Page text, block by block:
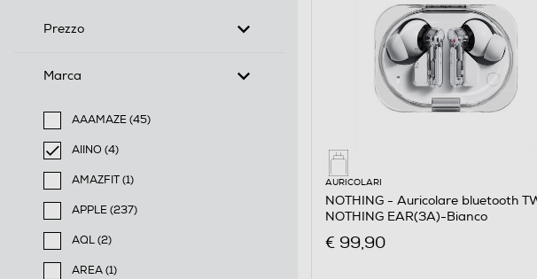
Prezzo
Marca
AAAMAZE (45)
Filtra per Marca: AAAMAZE
AIINO (4)
selected Filtro applicato per Marca: AIINO
AMAZFIT (1)
Filtra per Marca: AMAZFIT
APPLE (237)
Filtra per Marca: APPLE
AQL (2)
Filtra per Marca: AQL
AREA (1)
AURICOLARI
NOTHING - Auricolare bluetooth
NOTHING EAR(3A)-Bianco
€ 99,90